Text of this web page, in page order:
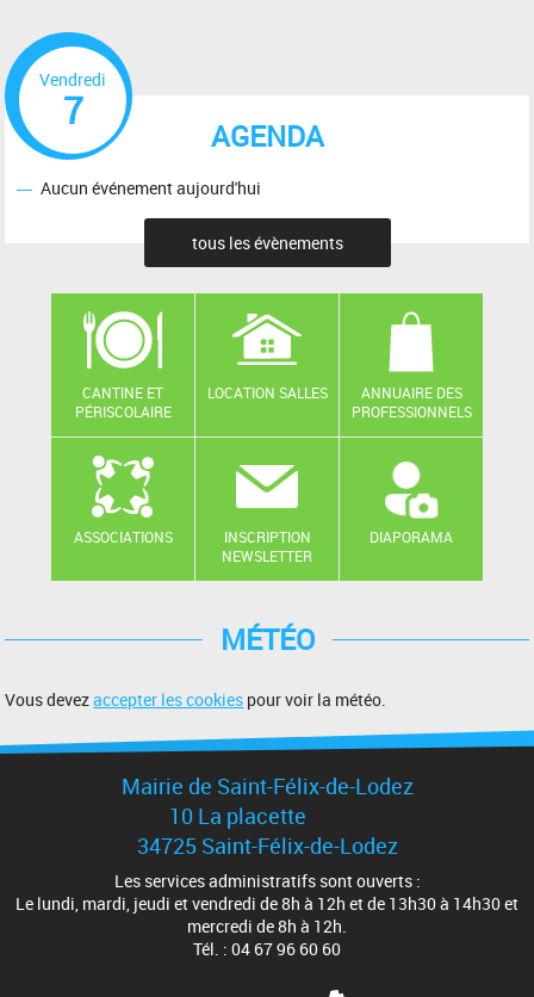
AGENDA
Vendredi
7
Aucun événement aujourd'hui
tous les évènements
CANTINE ET
PÉRISCOLAIRE
LOCATION SALLES
ANNUAIRE DES
PROFESSIONNELS
ASSOCIATIONS
INSCRIPTION
NEWSLETTER
DIAPORAMA
MÉTÉO
Vous devezaccepter les cookies pour voir la météo.
Mairie de Saint-Félix-de-Lodez
10 La placette
34725 Saint-Félix-de-Lodez
Les services administratifs sont ouverts :
Le lundi, mardi, jeudi et vendredi de 8h à 12h et de 13h30 à 14h30 et
mercredi de 8h à 12h.
Tél. : 04 67 96 60 60